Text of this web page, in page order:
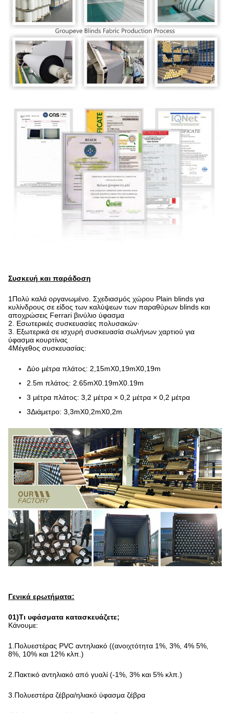
Συσκευή και παράδοση
1Πολύ καλά οργανωμένο. Σχεδιασμός χώρου Plain blinds για
κυλίνδρους σε είδος των καλύψεων των παραθύρων blinds και
αποχρώσεις Ferrari βινύλιο ύφασμα
2. Εσωτερικές συσκευασίες πολυσακών·
3. Εξωτερικά σε ισχυρή συσκευασία σωλήνων χαρτιού για
ύφασμα κουρτίνας
4Μέγεθος συσκευασίας:
Δύο μέτρα πλάτος: 2,15mX0,19mX0,19m
2.5m πλάτος: 2.65mX0.19mX0.19m
3 μέτρα πλάτος: 3,2 μέτρα × 0,2 μέτρα × 0,2 μέτρα
3Διάμετρο: 3,3mX0,2mX0,2m
Γενικά ερωτήματα:
01)Τι υφάσματα κατασκευάζετε;
Κάνουμε:
1.Πολυεστέρας PVC αντηλιακό ((ανοιχτότητα 1%, 3%, 4% 5%,
8%, 10% και 12% κλπ.)
2.Πακτικό αντηλιακό από γυαλί (-1%, 3% και 5% κλπ.)
3.Πολυεστέρα ζέβρα/ηλιακό ύφασμα ζέβρα